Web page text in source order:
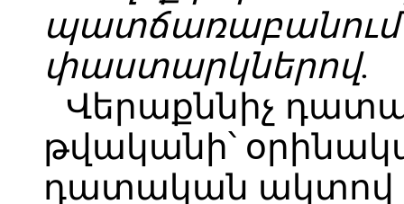
պատճառաբանում
փաստարկներով.
Վերաքննիչ
թվականի՝
դատական ակտով